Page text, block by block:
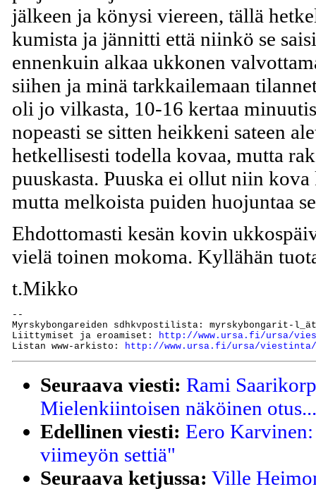
jälkeen ja könysi viereen, tällä
kumista ja jännitti että niinkö se
ennenkuin alkaa ukkonen
siihen ja minä tarkkailemaan
oli jo vilkasta, 10-16 kertaa
nopeasti se sitten heikkeni sateen
hetkellisesti todella kovaa, mutta
puuskasta. Puuska ei ollut niin
mutta melkoista puiden huojuntaa
Ehdottomasti kesän kovin
vielä toinen mokoma. Kyllähän
t.Mikko
--
Myrskybongareiden sdhkvpostilista: myrskybongarit-
Liittymiset ja eroamiset:
http://www.ursa.fi/ursa/
Listan www-arkisto:
http://www.ursa.fi/ursa/viestinta/
Seuraava viesti: Rami
Mielenkiintoisen näköinen
Edellinen viesti: Eero
viimeyön settiä"
Seuraava ketjussa: Ville